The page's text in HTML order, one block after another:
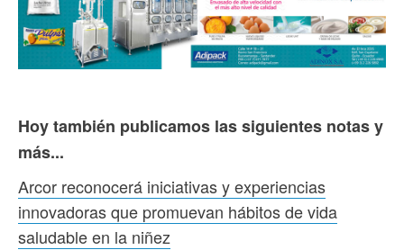
Hoy también publicamos las siguientes notas y
más...
Arcor reconocerá iniciativas y experiencias
innovadoras que promuevan hábitos de vida
saludable en la niñez